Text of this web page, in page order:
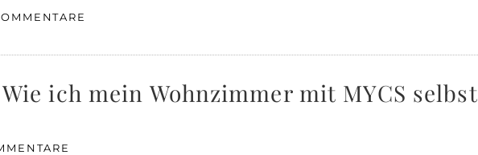
ich mein Wohnzimmer mit MYCS selbst